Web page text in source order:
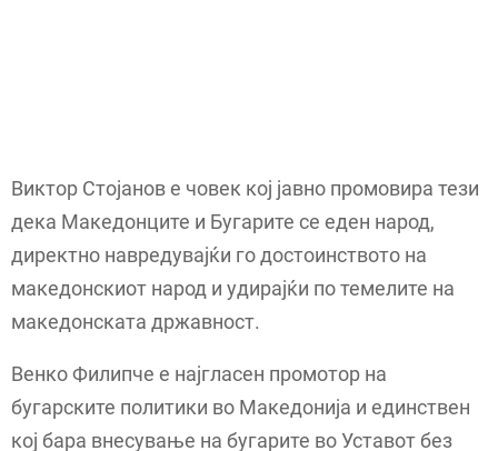
Виктор Стојанов е човек кој јавно промовира тези
дека Македонците и Бугарите се еден народ,
директно навредувајќи го достоинството на
македонскиот народ и удирајќи по темелите на
македонската државност.
Венко Филипче е најгласен промотор на
бугарските политики во Македонија и единствен
кој бара внесување на бугарите во Уставот без